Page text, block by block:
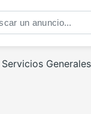
Servicios Generales